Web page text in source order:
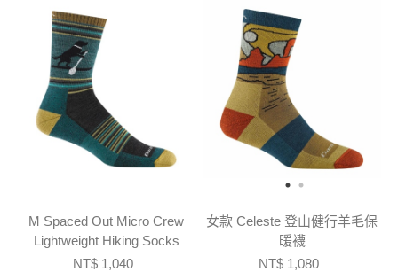
M Spaced Out Micro Crew
Lightweight Hiking Socks
NT$ 1,040
女款 Celeste 登山健行羊毛保
暖襪
NT$ 1,080